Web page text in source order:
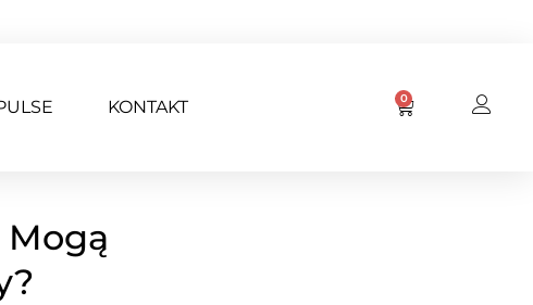
KONTAKT 0